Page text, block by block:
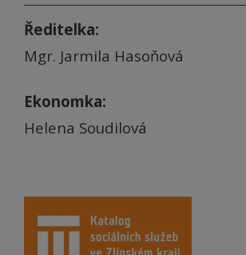
Ředitelka:
Mgr. Jarmila Hasoňová
Ekonomka:
Helena Soudilová